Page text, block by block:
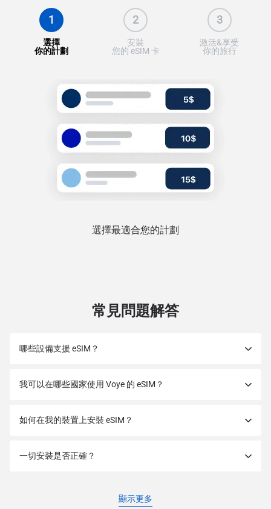
1
選擇
你的計劃
2
安裝
您的 eSIM 卡
3
激活&享受
你的旅行
選擇最適合您的計劃
常見問題解答
哪些設備支援 eSIM？
我可以在哪些國家使用 Voye 的 eSIM？
如何在我的裝置上安裝 eSIM？
一切安裝是否正確？
顯示更多